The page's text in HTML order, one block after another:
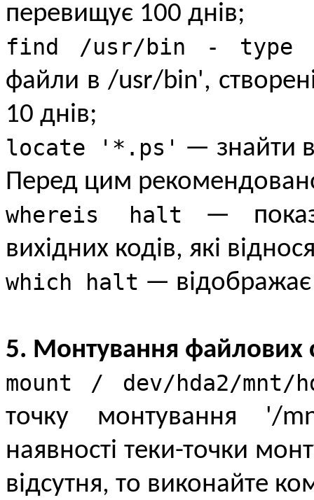
перевищує 100 днів;
find /usr/bin - type
файли в /usr/bin',
10 днів;
locate '*.ps' — знайти
Перед цим
whereis halt
—
вихідних кодів, які
which halt —
5. Монтування файлових
mount / dev/hda2/mnt/
точку монтування '/
наявності теки-точки
відсутня, то виконайте